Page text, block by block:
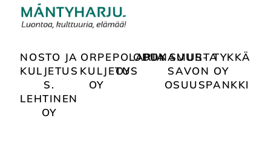
NOSTO JA
KULJETUS
S.
LEHTINEN
OY
ORPE
KULJETUS
OY
POLARIA
OY
ODDY
PUNAMUSTA
SUUR-
SAVON
OSUUSPANKKI
TYKKÄ
OY